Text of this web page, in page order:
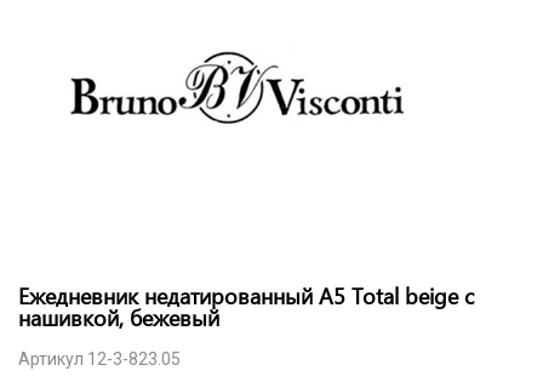
Ежедневник недатированный А5 Total beige с
нашивкой, бежевый
Артикул 12-3-823.05